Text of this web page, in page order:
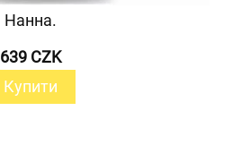
Нанна.
639 CZK
Купити